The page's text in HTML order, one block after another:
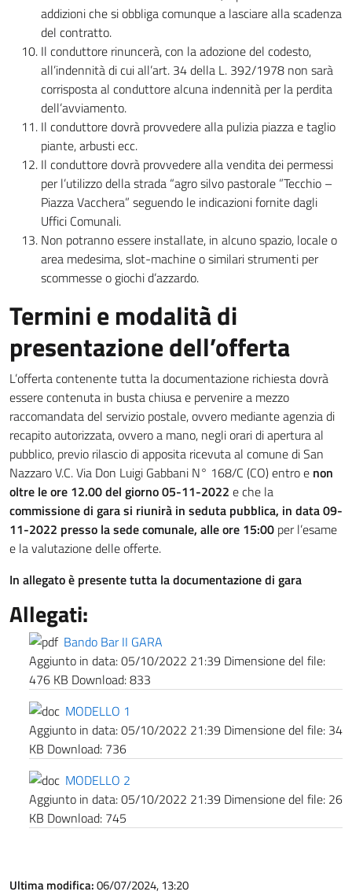
addizioni che si obbliga comunque a lasciare alla scadenza
del contratto.
Il conduttore rinuncerà, con la adozione del codesto,
all’indennità di cui all’art. 34 della L. 392/1978 non sarà
corrisposta al conduttore alcuna indennità per la perdita
dell’avviamento.
Il conduttore dovrà provvedere alla pulizia piazza e taglio
piante, arbusti ecc.
Il conduttore dovrà provvedere alla vendita dei permessi
per l’utilizzo della strada “agro silvo pastorale ”Tecchio –
Piazza Vacchera” seguendo le indicazioni fornite dagli
Uffici Comunali.
Non potranno essere installate, in alcuno spazio, locale o
area medesima, slot-machine o similari strumenti per
scommesse o giochi d’azzardo.
Termini e modalità di
presentazione dell’offerta
L’offerta contenente tutta la documentazione richiesta dovrà
essere contenuta in busta chiusa e pervenire a mezzo
raccomandata del servizio postale, ovvero mediante agenzia di
recapito autorizzata, ovvero a mano, negli orari di apertura al
pubblico, previo rilascio di apposita ricevuta al comune di San
Nazzaro V.C. Via Don Luigi Gabbani N° 168/C (CO) entro e non
oltre le ore 12.00 del giorno 05-11-2022 e che la
commissione di gara si riunirà in seduta pubblica, in data 09-
11-2022 presso la sede comunale, alle ore 15:00 per l’esame
e la valutazione delle offerte.
In allegato è presente tutta la documentazione di gara
Allegati:
Bando Bar II GARA
Aggiunto in data:05/10/2022 21:39 Dimensione del file:
476 KB Download:833
MODELLO 1
Aggiunto in data:05/10/2022 21:39 Dimensione del file: 34
KB Download: 736
MODELLO 2
Aggiunto in data:05/10/2022 21:39 Dimensione del file: 26
KB Download: 745
Ultima modifica:06/07/2024, 13:20